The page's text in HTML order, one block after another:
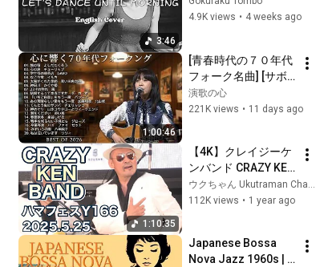
3:46
4.9K views • 4 weeks ago
1:00:46
[青春時代の７０年代
フォーク名曲] [サボ
テンの花 チューリッ
プ] [赤ちょうちん か
くろう] [精霊流し グ
レープ] [ささやかな
この人生 風]他
演歌の心
221K views • 11 days ago
1:10:35
【4K】クレイジーケ
ンバンド CRAZY KEN
BAND～ハマフェス
Y166(ノーカッ
ハマフェス
ウクちゃん Ukutraman Channel
112K views • 1 year ago
Japanese Bossa
Nova Jazz 1960s |